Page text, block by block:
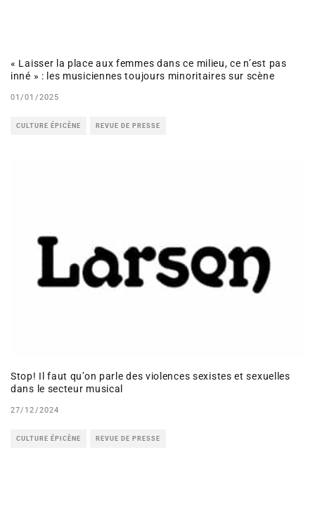
« Laisser la place aux femmes dans ce milieu, ce n’est pas
inné » : les musiciennes toujours minoritaires sur scène
01/01/2025
CULTURE ÉPICÈNE REVUE DE PRESSE
Stop! Il faut qu’on parle des violences sexistes et sexuelles
dans le secteur musical
27/12/2024
CULTURE ÉPICÈNE REVUE DE PRESSE